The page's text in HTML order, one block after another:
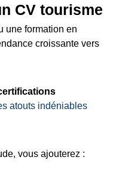
CV tourisme
une formation en
croissante vers
atouts indéniables
vous ajouterez :